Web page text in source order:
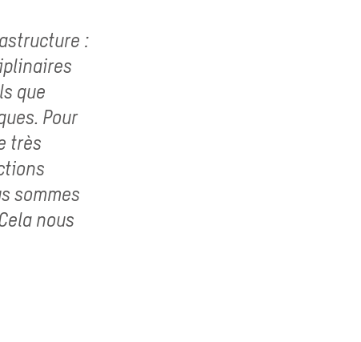
:
que
Pour
très
sommes
nous